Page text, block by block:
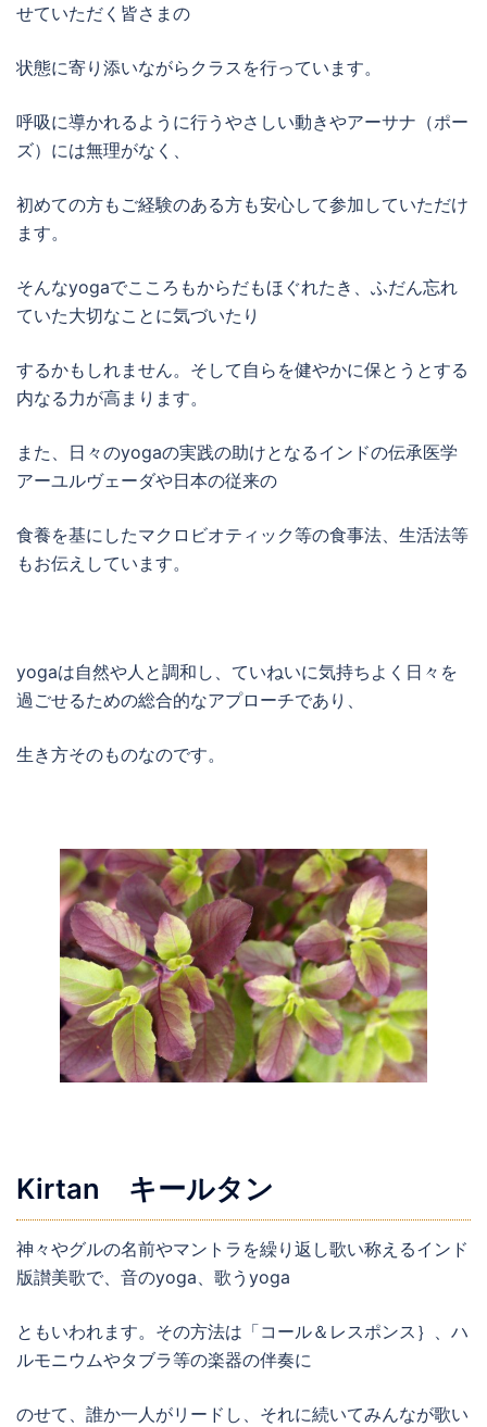
せていただく皆さまの
状態に寄り添いながらクラスを行っています。
呼吸に導かれるように行うやさしい動きやアーサナ（ポー
ズ）には無理がなく、
初めての方もご経験のある方も安心して参加していただけ
ます。
そんなyogaでこころもからだもほぐれたき、ふだん忘れ
ていた大切なことに気づいたり
するかもしれません。そして自らを健やかに保とうとする
内なる力が高まります。
また、日々のyogaの実践の助けとなるインドの伝承医学
アーユルヴェーダや日本の従来の
食養を基にしたマクロビオティック等の食事法、生活法等
もお伝えしています。
yogaは自然や人と調和し、ていねいに気持ちよく日々を
過ごせるための総合的なアプローチであり、
生き方そのものなのです。
Kirtan キールタン
神々やグルの名前やマントラを繰り返し歌い称えるインド
版讃美歌で、音のyoga、歌うyoga
ともいわれます。その方法は「コール＆レスポンス｝、ハ
ルモニウムやタブラ等の楽器の伴奏に
のせて、誰か一人がリードし、それに続いてみんなが歌い